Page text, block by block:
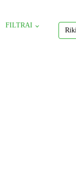
FILTRAI